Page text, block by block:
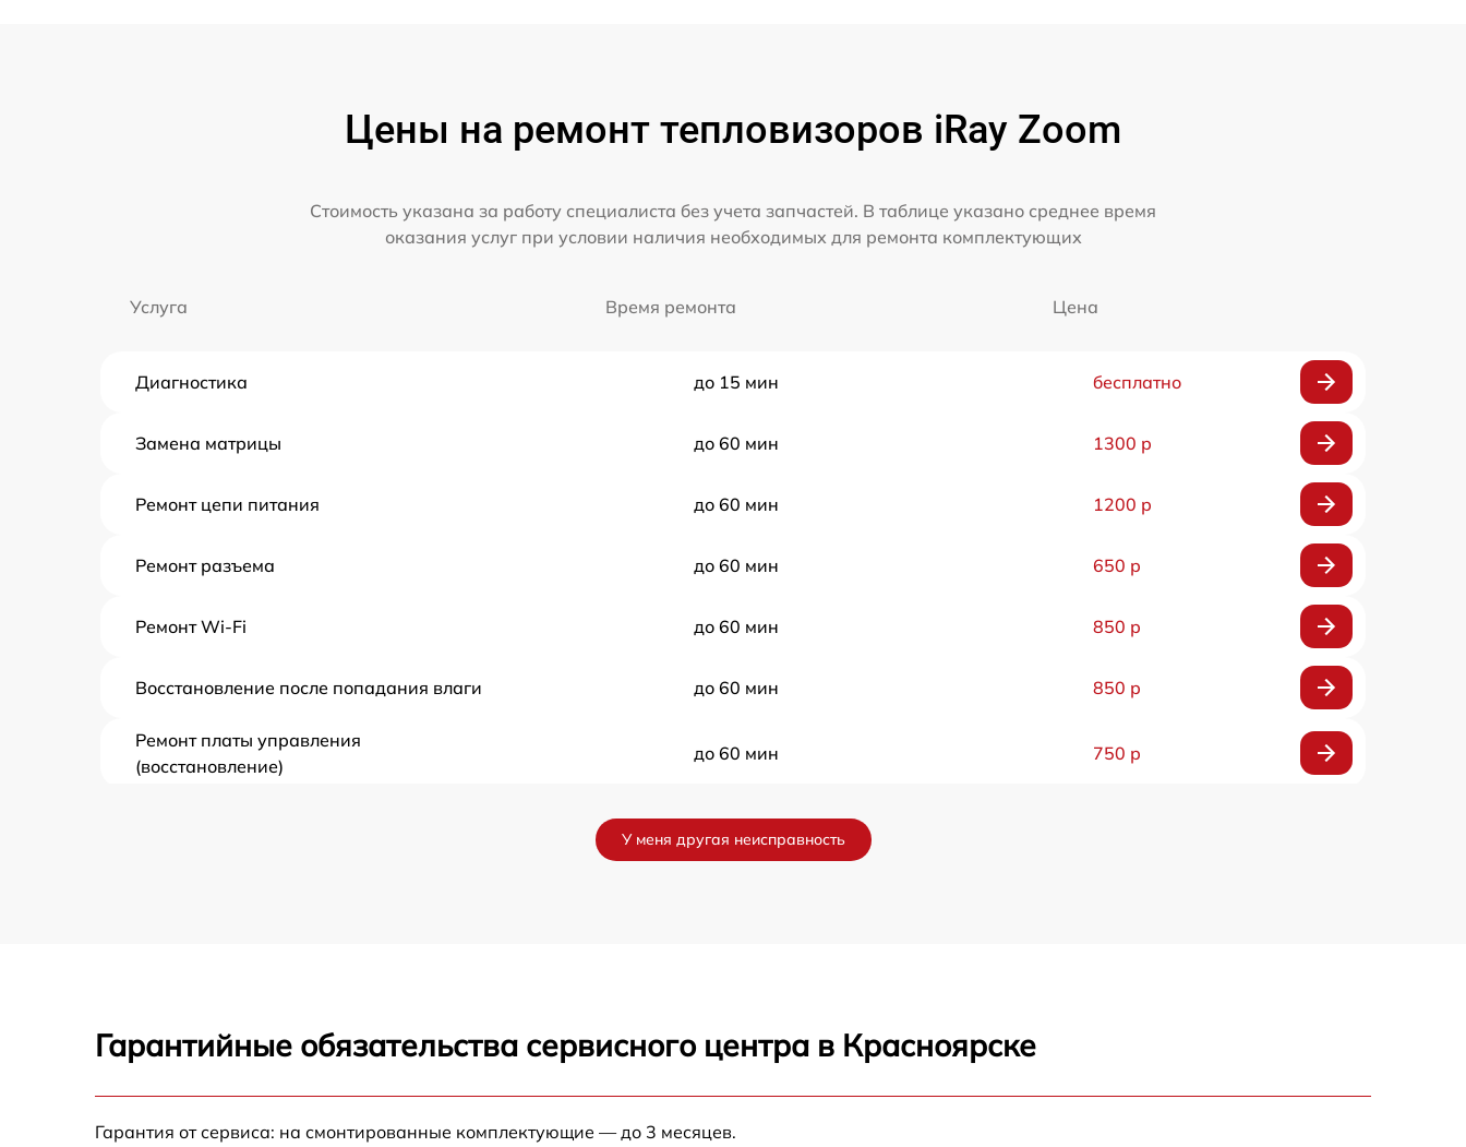
Цены на ремонт тепловизоров iRay Zoom
Стоимость указана за работу специалиста без учета запчастей. В таблице указано среднее время
оказания услуг при условии наличия необходимых для ремонта комплектующих
Услуга Время ремонта Цена
Диагностика до 15 мин бесплатно
Замена матрицы до 60 мин 1300 р
Ремонт цепи питания до 60 мин 1200 р
Ремонт разъема до 60 мин 650 р
Ремонт Wi-Fi до 60 мин 850 р
Восстановление после попадания влаги до 60 мин 850 р
Ремонт платы управления
(восстановление)
до 60 мин 750 р
до 60 мин
Замена процессора до 60 мин
Замена USB порта до 60 мин
У меня другая неисправность
Гарантийные обязательства сервисного центра в Красноярске
Гарантия от сервиса: на смонтированные комплектующие — до 3 месяцев.